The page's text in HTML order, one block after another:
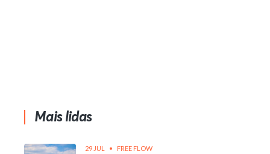
Mais lidas
29 JUL FREE FLOW